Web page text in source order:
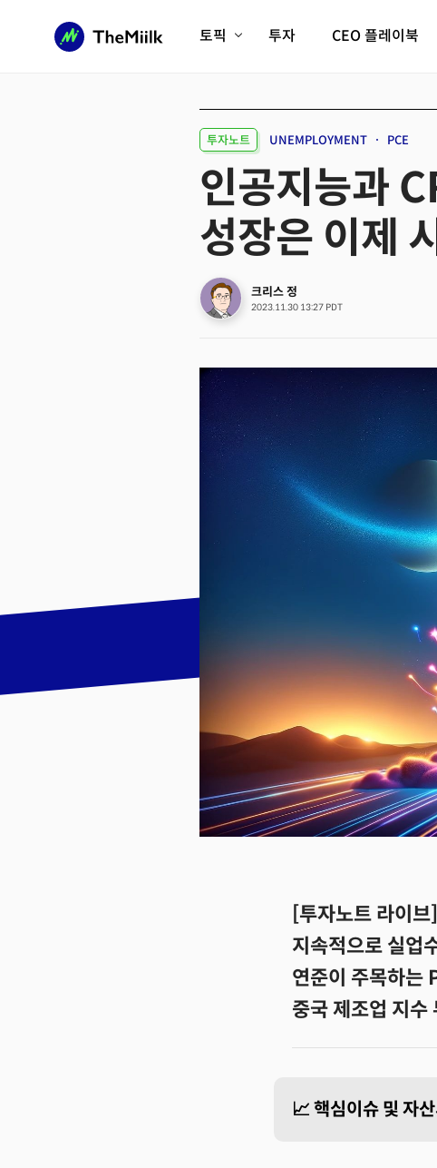
토픽
피지컬AI/로봇
AX비즈니스혁명 미래 교육/직업
전체 기사 보기
투자 CEO 플레이북
투자노트 UNEMPLOYMENT PCE
인공지능과
성장은 이제
크리스 정
2023.11.30 13:27 PDT
[투자노트 라이
지속적으로 실업
연준이 주목하는
중국 제조업 지수
📈 핵심이슈 및 자